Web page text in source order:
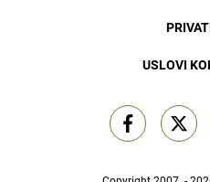
USLOVI